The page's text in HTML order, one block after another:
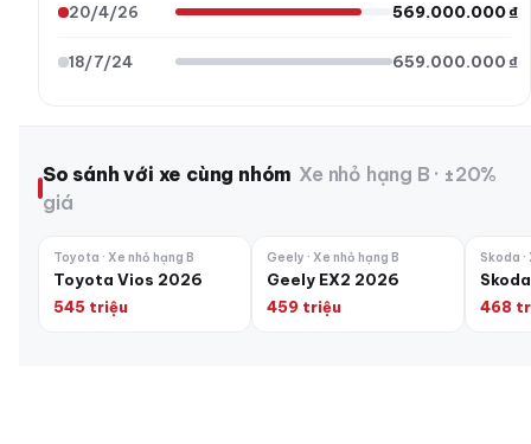
20/4/26 569.000.000 ₫
18/7/24 659.000.000 ₫
So sánh với xe cùng nhóm Xe nhỏ hạng B · ±20%
giá
Toyota · Xe nhỏ hạng B
Toyota Vios 2026
545 triệu
Geely · Xe nhỏ hạng B
Geely EX2 2026
459 triệu
Skoda ·
468